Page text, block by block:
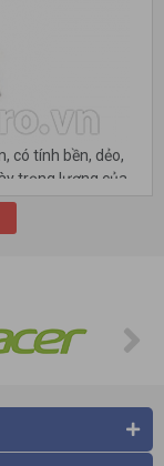
có tính bền, dẻo,
trọng lượng của
người già